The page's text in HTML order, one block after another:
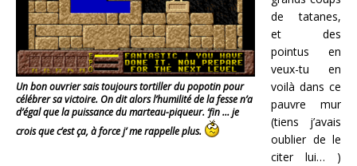
Un bon ouvrier sais toujours tortiller du popotin pour
célébrer sa victoire. On dit alors l’humilité de la fesse n’a
d’égal que la puissance du marteau-piqueur. ‘fin … je
crois que c’est ça, à force j’ me rappelle plus.
de tatanes,
et des
pointus en
veux-tu en
voilà dans ce
pauvre mur
(tiens j’avais
oublier de le
citer lui… )